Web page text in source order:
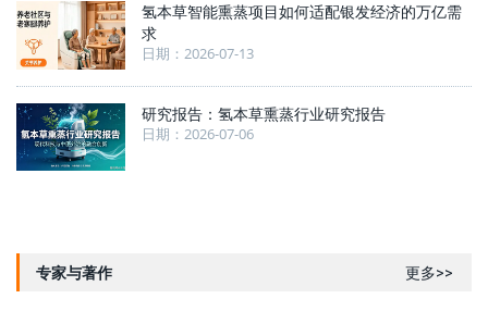
氢本草智能熏蒸项目如何适配银发经济的万亿需
求
日期：2026-07-13
研究报告：氢本草熏蒸行业研究报告
日期：2026-07-06
专家与著作 更多>>